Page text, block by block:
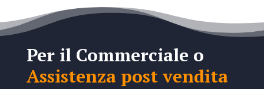
Per il Commerciale o
Assistenza post vendita